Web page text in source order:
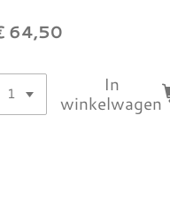
64,50
In
winkelwagen